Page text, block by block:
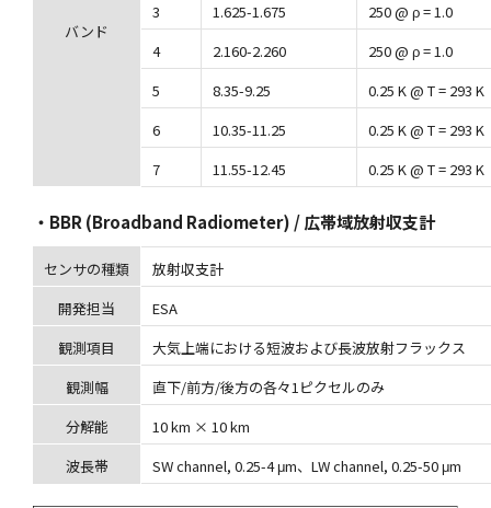
バンド
3
1.625-1.675
250 @ ρ = 1.0
4
2.160-2.260
250 @ ρ = 1.0
5
8.35-9.25
0.25 K @ T = 293 K
6
10.35-11.25
0.25 K @ T = 293 K
7
11.55-12.45 0.25 K @ T = 293 K
・BBR (Broadband Radiometer) / 広帯域放射収支計
センサの種類
放射収支計
開発担当
ESA
観測項目
大気上端における短波および長波放射フラックス
観測幅
直下/前方/後方の各々1ピクセルのみ
分解能
10 km × 10 km
波長帯
SW channel, 0.25-4 μm、LW channel, 0.25-50 μm